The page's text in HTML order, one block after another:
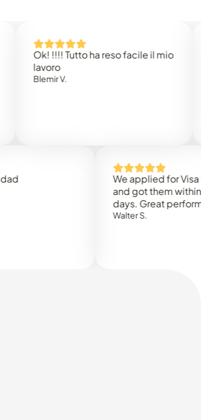
Ok! !!!! Tutto ha reso facile il mio
We applied for Visa to
and got them within 3
days. Great performance!
Walter S.